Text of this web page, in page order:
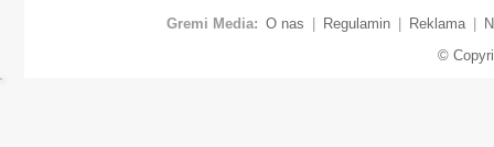
Gremi Media: O nas Regulamin Reklama
©